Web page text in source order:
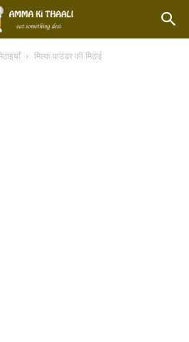
मिल्क पाउडर की मिठाई